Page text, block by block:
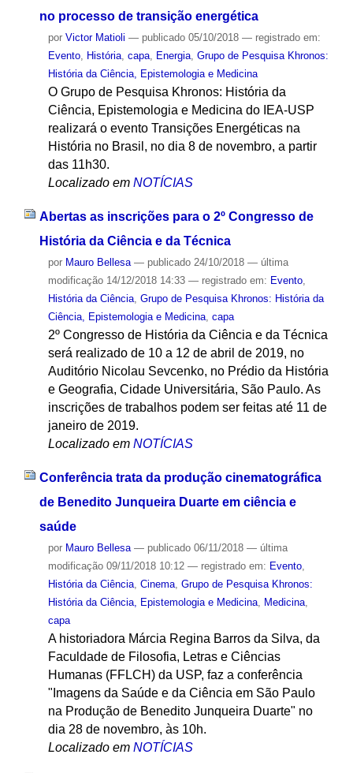
no processo de transição energética
por Victor Matioli — publicado05/10/2018 — registrado em:
Evento, História, capa, Energia, Grupo de Pesquisa Khronos:
História da Ciência, Epistemologia e Medicina
O Grupo de Pesquisa Khronos: História da
Ciência, Epistemologia e Medicina do IEA-USP
realizará o evento Transições Energéticas na
História no Brasil, no dia 8 de novembro, a partir
das 11h30.
Localizado em NOTÍCIAS
Abertas as inscrições para o 2º Congresso de
História da Ciência e da Técnica
por Mauro Bellesa — publicado24/10/2018 — última
modificação14/12/2018 14:33 — registrado em: Evento,
História da Ciência, Grupo de Pesquisa Khronos: História da
Ciência, Epistemologia e Medicina, capa
2º Congresso de História da Ciência e da Técnica
será realizado de 10 a 12 de abril de 2019, no
Auditório Nicolau Sevcenko, no Prédio da História
e Geografia, Cidade Universitária, São Paulo. As
inscrições de trabalhos podem ser feitas até 11 de
janeiro de 2019.
Localizado em NOTÍCIAS
Conferência trata da produção cinematográfica
de Benedito Junqueira Duarte em ciência e
saúde
por Mauro Bellesa — publicado06/11/2018 — última
modificação09/11/2018 10:12 — registrado em: Evento,
História da Ciência, Cinema, Grupo de Pesquisa Khronos:
História da Ciência, Epistemologia e Medicina, Medicina,
capa
A historiadora Márcia Regina Barros da Silva, da
Faculdade de Filosofia, Letras e Ciências
Humanas (FFLCH) da USP, faz a conferência
"Imagens da Saúde e da Ciência em São Paulo
na Produção de Benedito Junqueira Duarte" no
dia 28 de novembro, às 10h.
Localizado em NOTÍCIAS